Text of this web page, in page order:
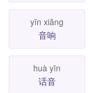
yīn xiăng
音响
huà yīn
话音